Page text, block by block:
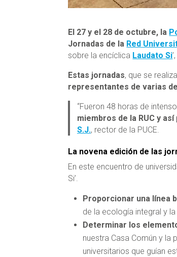
El 27 y el 28 de octubre, la
Jornadas de la Red
sobre la encíclica Laudato Si
Estas jornadas, que se
representantes de varias
“Fueron 48 horas de
miembros de la RUC y
S.J., rector de la PUCE.
La novena edición de las
En este encuentro de
Si’.
Proporcionar una línea
de la ecología integral y
Determinar los
nuestra Casa Común y la
universitarios que guían